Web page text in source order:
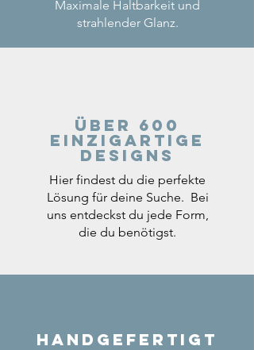
Maximale Haltbarkeit und
strahlender Glanz.
Über 600
einzigartige
Designs
Hier findest du die perfekte
Lösung für deine Suche. Bei
uns entdeckst du jede Form,
die du benötigst.
Handgefertigt